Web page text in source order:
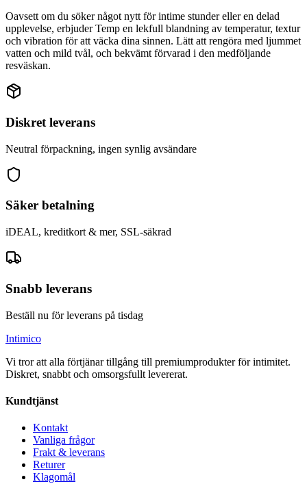
Oavsett om du söker något nytt för intime stunder eller en delad
upplevelse, erbjuder Temp en lekfull blandning av temperatur, textur
och vibration för att väcka dina sinnen. Lätt att rengöra med ljummet
vatten och mild tvål, och bekvämt förvarad i den medföljande
resväskan.
Diskret leverans
Neutral förpackning, ingen synlig avsändare
Säker betalning
iDEAL, kreditkort & mer, SSL-säkrad
Snabb leverans
Beställ nu för leverans på tisdag
Intimico
Vi tror att alla förtjänar tillgång till premiumprodukter för intimitet.
Diskret, snabbt och omsorgsfullt levererat.
Kundtjänst
Kontakt
Vanliga frågor
Frakt & leverans
Returer
Klagomål